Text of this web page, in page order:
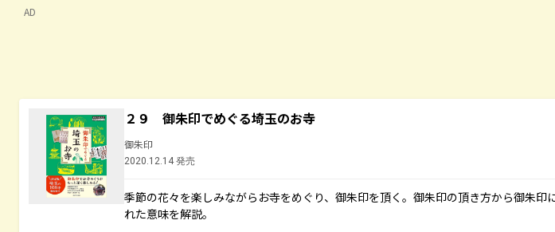
AD
２９ 御朱印でめぐる埼玉のお寺
御朱印
2020.12.14 発売
季節の花々を楽しみながらお寺をめぐり、御朱印を頂く。御朱印の頂き方から御朱印
れた意味を解説。